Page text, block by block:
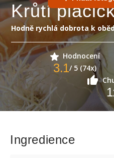
Krůtí
Hodně rychlá dobrota k
Hodnocení
3.1/ 5 (74x)
1
Ingredience